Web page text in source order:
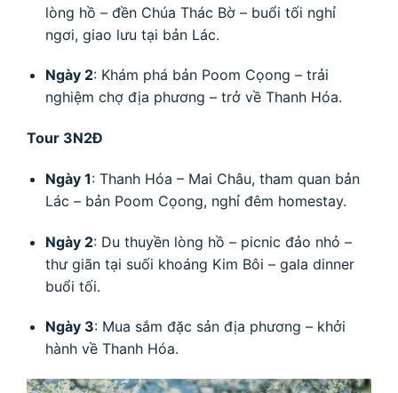
lòng hồ – đền Chúa Thác Bờ – buổi tối nghỉ
ngơi, giao lưu tại bản Lác.
Ngày 2: Khám phá bản Poom Cọong – trải
nghiệm chợ địa phương – trở về Thanh Hóa.
Tour 3N2Đ
Ngày 1: Thanh Hóa – Mai Châu, tham quan bản
Lác – bản Poom Cọong, nghỉ đêm homestay.
Ngày 2: Du thuyền lòng hồ – picnic đảo nhỏ –
thư giãn tại suối khoáng Kim Bôi – gala dinner
buổi tối.
Ngày 3: Mua sắm đặc sản địa phương – khởi
hành về Thanh Hóa.